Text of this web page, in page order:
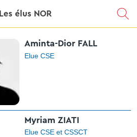
Les élus NOR
Aminta-Dior FALL
Elue CSE
Myriam ZIATI
Elue CSE et CSSCT